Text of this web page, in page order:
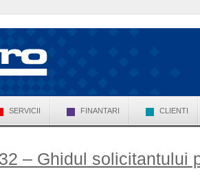
SERVICII FINANTARI CLIENTI
– Ghidul solicitantului